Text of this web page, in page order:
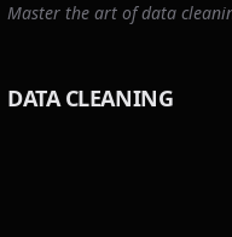
Master the art of data
DATA CLEANING